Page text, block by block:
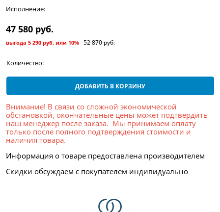
Исполнение:
52 870 руб.
47 580 руб.
выгода 5 290 руб. или 10%
Количество:
ДОБАВИТЬ В КОРЗИНУ
Внимание! В связи со сложной экономической
обстановкой, окончательные цены может подтвердить
наш менеджер после заказа. Мы принимаем оплату
только после полного подтверждения стоимости и
наличия товара.
Информация о товаре предоставлена производителем
Скидки обсуждаем с покупателем индивидуально